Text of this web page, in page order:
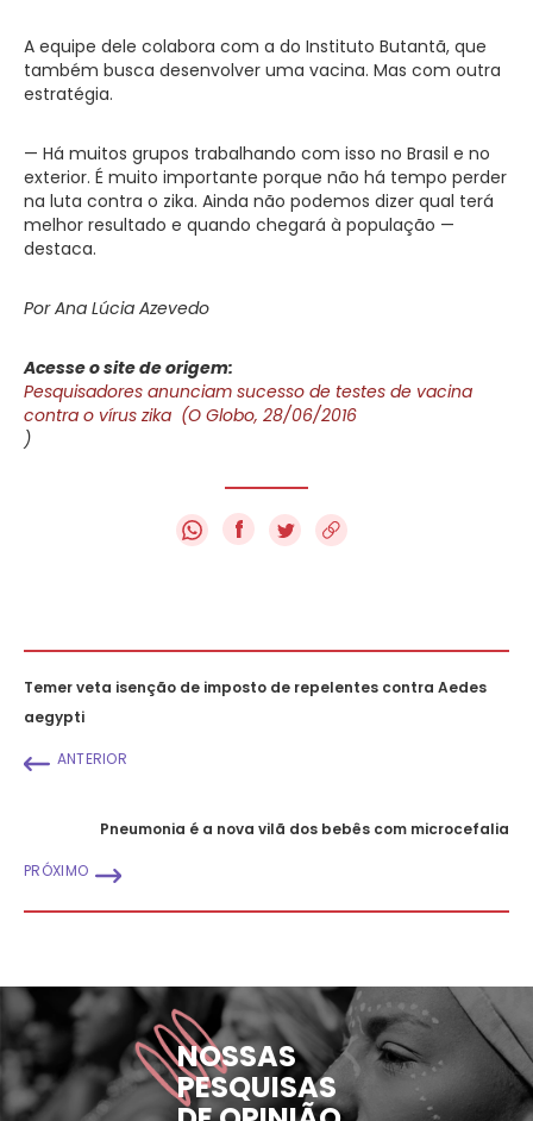
A equipe dele colabora com a do Instituto Butantã, que
também busca desenvolver uma vacina. Mas com outra
estratégia.
— Há muitos grupos trabalhando com isso no Brasil e no
exterior. É muito importante porque não há tempo perder
na luta contra o zika. Ainda não podemos dizer qual terá
melhor resultado e quando chegará à população —
destaca.
Por Ana Lúcia Azevedo
Acesse o site de origem:
Pesquisadores anunciam sucesso de testes de vacina
contra o vírus zika (O Globo, 28/06/2016
)
f
Temer veta isenção de imposto de repelentes contra Aedes
aegypti
ANTERIOR
Pneumonia é a nova vilã dos bebês com microcefalia
PRÓXIMO
NOSSAS
PESQUISAS